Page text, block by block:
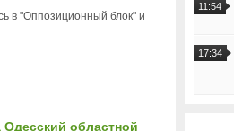
в "Оппозиционный блок" и
областной
11:54
17:34